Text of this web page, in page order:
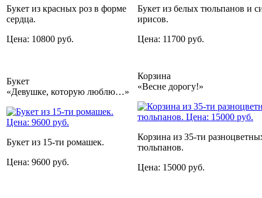
Букет из красных роз в форме
сердца.
Цена: 10800 руб.
Букет из белых тюльпанов и
ирисов.
Цена: 11700 руб.
Букет
«Девушке, которую люблю…»
Букет из 15-ти ромашек.
Цена: 9600 руб.
Корзина
«Весне дорогу!»
Корзина из 35-ти
тюльпанов.
Цена: 15000 руб.